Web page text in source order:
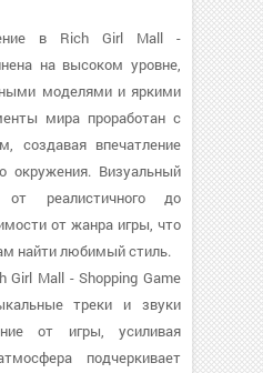
в Rich Girl Mall -
на высоком уровне,
моделями и яркими
мира проработан с
создавая впечатление
окружения. Визуальный
от реалистичного до
от жанра игры, что
найти любимый стиль.
Mall - Shopping Game
треки и звуки
от игры, усиливая
подчеркивает